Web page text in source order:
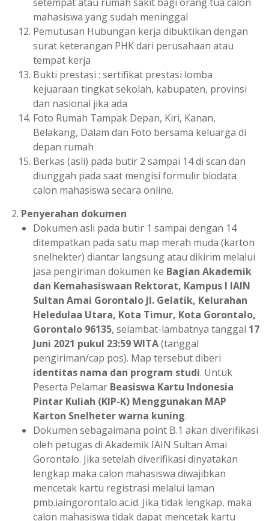
setempat atau rumah sakit bagi orang tua calon
mahasiswa yang sudah meninggal
Pemutusan Hubungan kerja dibuktikan dengan
surat keterangan PHK dari perusahaan atau
tempat kerja
Bukti prestasi : sertifikat prestasi lomba
kejuaraan tingkat sekolah, kabupaten, provinsi
dan nasional jika ada
Foto Rumah Tampak Depan, Kiri, Kanan,
Belakang, Dalam dan Foto bersama keluarga di
depan rumah
Berkas (asli) pada butir 2 sampai 14 di scan dan
diunggah pada saat mengisi formulir biodata
calon mahasiswa secara online.
Penyerahan dokumen
Dokumen asli pada butir 1 sampai dengan 14
ditempatkan pada satu map merah muda (karton
snelhekter) diantar langsung atau dikirim melalui
jasa pengiriman dokumen ke Bagian Akademik
dan Kemahasiswaan Rektorat, Kampus I IAIN
Sultan Amai Gorontalo Jl. Gelatik, Kelurahan
Heledulaa Utara, Kota Timur, Kota Gorontalo,
Gorontalo 96135, selambat-lambatnya tanggal 17
Juni 2021 pukul 23:59 WITA(tanggal
pengiriman/cap pos). Map tersebut diberi
identitas nama dan program studi. Untuk
Peserta Pelamar Beasiswa Kartu Indonesia
Pintar Kuliah (KIP-K) Menggunakan MAP
Karton Snelheter warna kuning.
Dokumen sebagaimana point B.1 akan diverifikasi
oleh petugas di Akademik IAIN Sultan Amai
Gorontalo. Jika setelah diverifikasi dinyatakan
lengkap maka calon mahasiswa diwajibkan
mencetak kartu registrasi melalui laman
pmb.iaingorontalo.ac.id. Jika tidak lengkap, maka
calon mahasiswa tidak dapat mencetak kartu